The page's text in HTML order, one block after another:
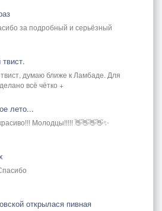
за подробный и серьёзный
думаю ближе к Ламбаде. Для
всё чётко +
лето...
Молодцы!!!!! 👋👋👋👋✨
открылася пивная